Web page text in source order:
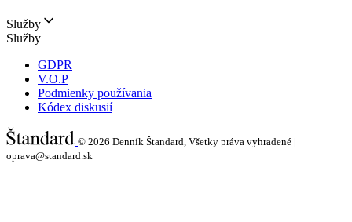
Služby
Služby
GDPR
V.O.P
Podmienky používania
Kódex diskusií
© 2026 Denník Štandard, Všetky práva vyhradené |
oprava@standard.sk